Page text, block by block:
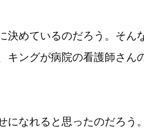
決めているのだろう。そん
キングが病院の看護師さん
なれると思ったのだろう。